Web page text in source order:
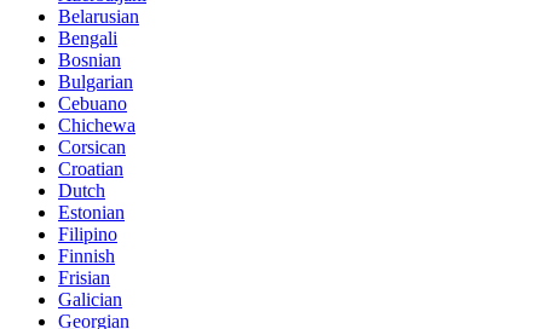
Belarusian
Bengali
Bosnian
Bulgarian
Cebuano
Chichewa
Corsican
Croatian
Dutch
Estonian
Filipino
Finnish
Frisian
Galician
Georgian